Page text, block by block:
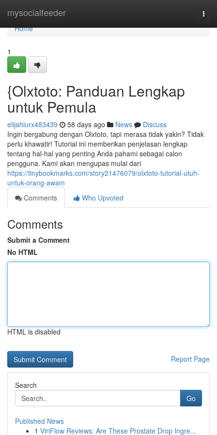
mysocialfeeder
Home
Home
1
{Olxtoto: Panduan Lengkap
untuk Pemula
elijahlurx483439 58 days ago News
Discuss
Ingin bergabung dengan Olxtoto, tapi merasa tidak yakin? Tidak
perlu khawatir! Tutorial ini memberikan penjelasan lengkap
tentang hal-hal yang penting Anda pahami sebagai calon
pengguna. Kami akan mengupas mulai dari
https://tinybookmarks.com/story21476079/olxtoto-tutorial-utuh-
untuk-orang-awam
Comments
Who Upvoted
Comments
Submit a Comment
No HTML
HTML is disabled
Report Page
Search
Go
Published News
1 ViriFlow Reviews: Are These Prostate Drop Ingre...